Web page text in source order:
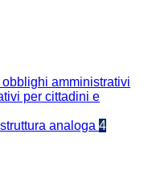
amministrativi
per cittadini e
analoga 4